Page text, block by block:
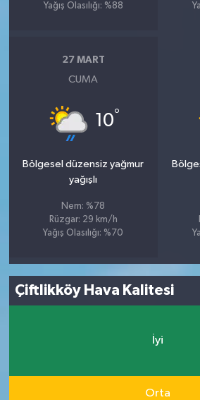
Yağış Olasılığı: %88
27 MART
CUMA
10°
Bölgesel düzensiz yağmur
yağışlı
Nem: %78
Rüzgar: 29 km/h
Yağış Olasılığı: %70
Çiftlikköy Hava Kalitesi
İyi
Orta